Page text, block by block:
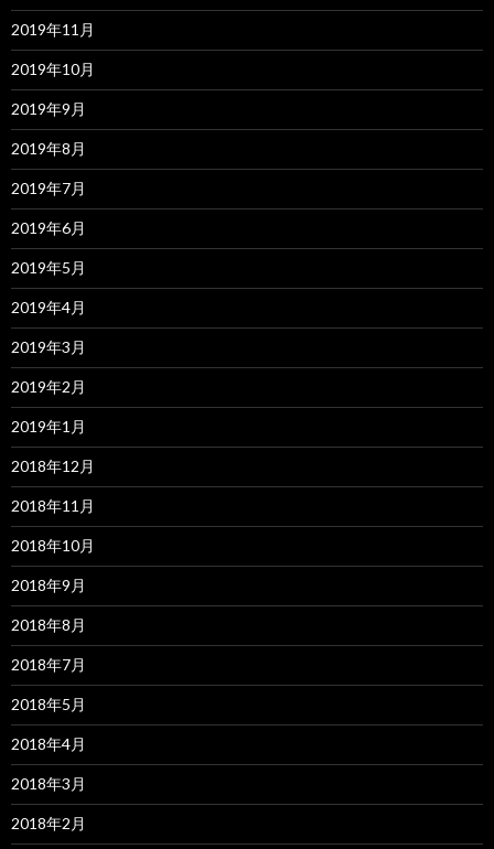
2019年11月
2019年10月
2019年9月
2019年8月
2019年7月
2019年6月
2019年5月
2019年4月
2019年3月
2019年2月
2019年1月
2018年12月
2018年11月
2018年10月
2018年9月
2018年8月
2018年7月
2018年5月
2018年4月
2018年3月
2018年2月